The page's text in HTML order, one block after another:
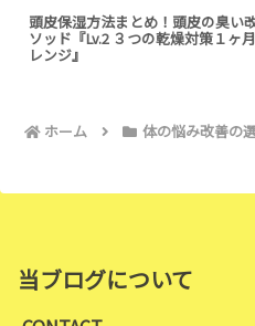
頭皮保湿方法まとめ！頭皮の臭い
ソッド『Lv.2 ３つの乾燥対策１ヶ
レンジ』
ホーム 体の悩み改善の
当ブログについて